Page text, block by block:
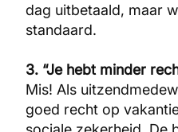
dag uitbetaald, maar
standaard.
3. “Je hebt minder
Mis! Als
goed recht op